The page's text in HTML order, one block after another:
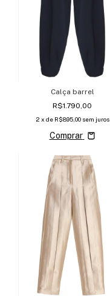
Calça barrel
R$1.790,00
2 x de R$895,00 sem juros
Comprar